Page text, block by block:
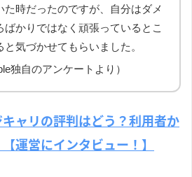
た時だったのですが、自分はダメ
ばかりではなく頑張っているとこ
と気づかせてもらいました。
独自のアンケートより）
キャリの評判はどう？利用者か
運営にインタビュー！】